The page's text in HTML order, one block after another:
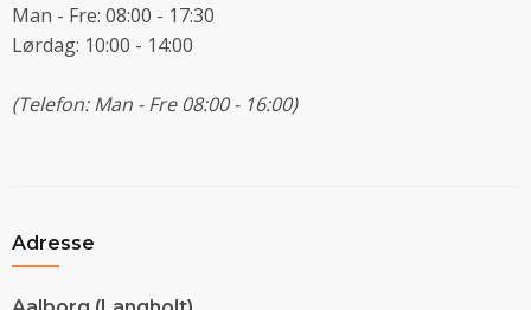
Man - Fre: 08:00 - 17:30
Lørdag: 10:00 - 14:00
(Telefon: Man - Fre 08:00 - 16:00)
Adresse